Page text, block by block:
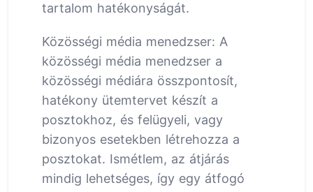
tartalom hatékonyságát.
Közösségi média menedzser: A
közösségi média menedzser a
közösségi médiára összpontosít,
hatékony ütemtervet készít a
posztokhoz, és felügyeli, vagy
bizonyos esetekben létrehozza a
posztokat. Ismétlem, az átjárás
mindig lehetséges, így egy átfogó